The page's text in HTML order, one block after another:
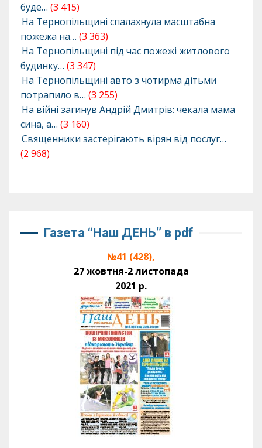
буде… (3 415)
На Тернопільщині спалахнула масштабна
пожежа на… (3 363)
На Тернопільщині під час пожежі житлового
будинку… (3 347)
На Тернопільщині авто з чотирма дітьми
потрапило в… (3 255)
На війні загинув Андрій Дмитрів: чекала мама
сина, а… (3 160)
Священники застерігають вірян від послуг…
(2 968)
Газета “Наш ДЕНЬ” в pdf
№41 (428),
27 жовтня-2 листопада
2021 р.